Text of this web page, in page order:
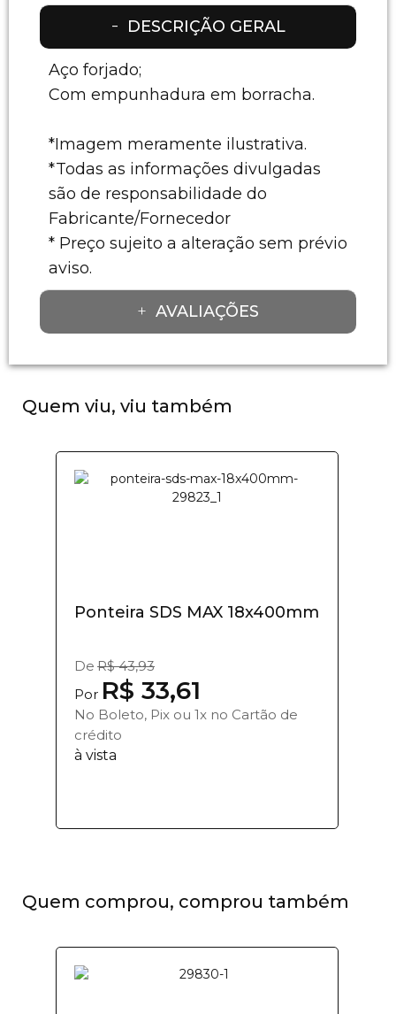
DESCRIÇÃO GERAL
Aço forjado;
Com empunhadura em borracha.
*Imagem meramente ilustrativa.
*Todas as informações divulgadas
são de responsabilidade do
Fabricante/Fornecedor
* Preço sujeito a alteração sem prévio
aviso.
AVALIAÇÕES
Quem viu, viu também
Ponteira SDS MAX 18x400mm
De R$ 43,93
Por R$ 33,61
No Boleto, Pix ou 1x no Cartão de
crédito
à vista
Quem comprou, comprou também